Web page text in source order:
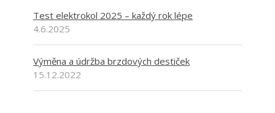
Test elektrokol 2025 – každý rok lépe
4.6.2025
Výměna a údržba brzdových destiček
15.12.2022